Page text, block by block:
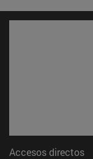
Accesos directos